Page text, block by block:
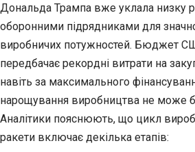
Дональда Трампа вже уклала низку
оборонними підрядниками для
виробничих потужностей. Бюджет
передбачає рекордні витрати на
навіть за максимального
нарощування виробництва не може
Аналітики пояснюють, що цикл
ракети включає декілька етапів: